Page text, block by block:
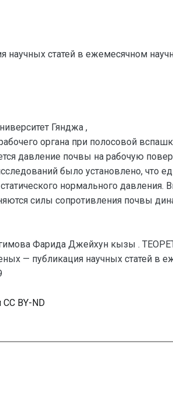
научных статей в ежемесячном
Гянджа ,
органа при полосовой
давление почвы на рабочую
было установлено, что
нормального давления.
силы сопротивления почвы
Фарида Джейхун кызы .
публикация научных статей в
BY-ND